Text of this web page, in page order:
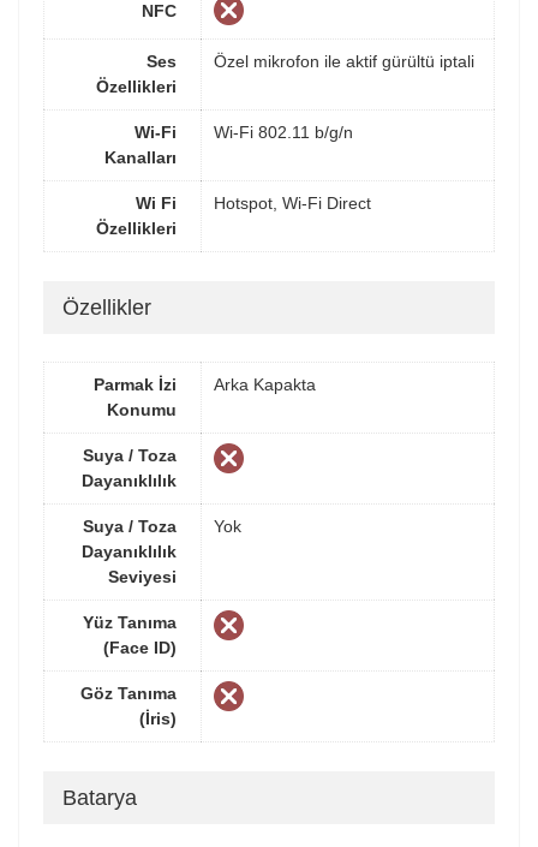
NFC
Ses
Özellikleri
Özel mikrofon ile aktif gürültü iptali
Wi-Fi
Kanalları
Wi-Fi 802.11 b/g/n
Wi Fi
Özellikleri
Hotspot, Wi-Fi Direct
Özellikler
Parmak İzi
Konumu
Arka Kapakta
Suya / Toza
Dayanıklılık
Suya / Toza
Dayanıklılık
Seviyesi
Yok
Yüz Tanıma
(Face ID)
Göz Tanıma
(İris)
Batarya